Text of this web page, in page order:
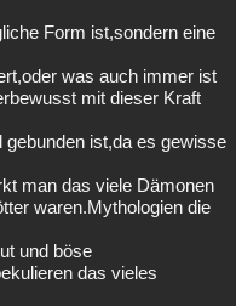
Form ist,sondern eine
was auch immer ist
mit dieser Kraft
ist,da es gewisse
man das viele Dämonen
waren.Mythologien die
und böse
das vieles